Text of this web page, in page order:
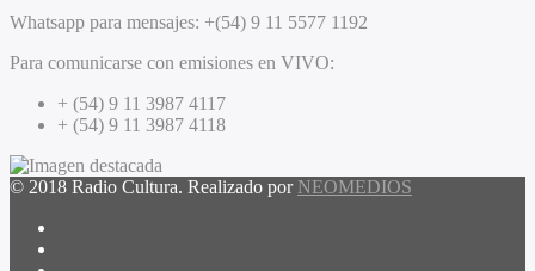
Whatsapp para mensajes: +(54) 9 11 5577 1192
Para comunicarse con emisiones en VIVO:
+ (54) 9 11 3987 4117
+ (54) 9 11 3987 4118
© 2018 Radio Cultura. Realizado por NEOMEDIOS